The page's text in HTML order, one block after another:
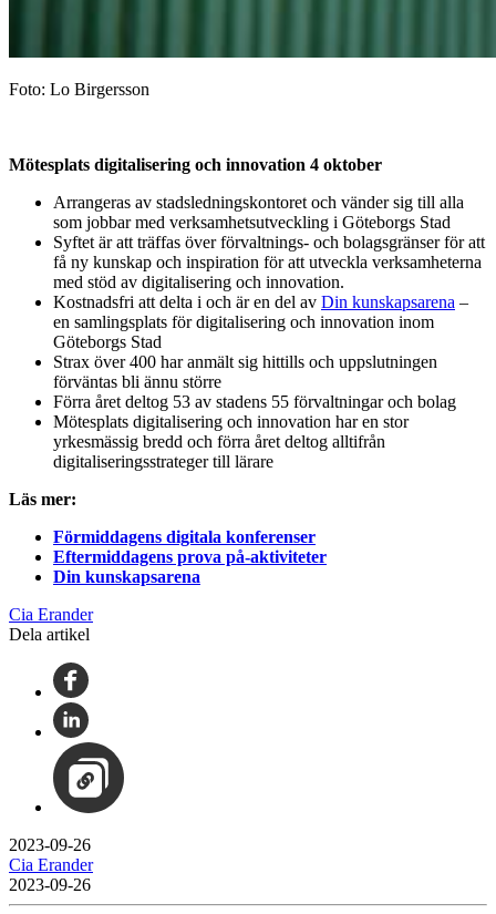
Foto: Lo Birgersson
Mötesplats digitalisering och innovation 4 oktober
Arrangeras av stadsledningskontoret och vänder sig till alla
som jobbar med verksamhetsutveckling i Göteborgs Stad
Syftet är att träffas över förvaltnings- och bolagsgränser för att
få ny kunskap och inspiration för att utveckla verksamheterna
med stöd av digitalisering och innovation.
Kostnadsfri att delta i och är en del av Din kunskapsarena –
en samlingsplats för digitalisering och innovation inom
Göteborgs Stad
Strax över 400 har anmält sig hittills och uppslutningen
förväntas bli ännu större
Förra året deltog 53 av stadens 55 förvaltningar och bolag
Mötesplats digitalisering och innovation har en stor
yrkesmässig bredd och förra året deltog alltifrån
digitaliseringsstrateger till lärare
Läs mer:
Förmiddagens digitala konferenser
Eftermiddagens prova på-aktiviteter
Din kunskapsarena
Cia Erander
Dela artikel
2023-09-26
Cia Erander
2023-09-26